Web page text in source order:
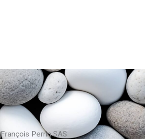
François Perrin SAS